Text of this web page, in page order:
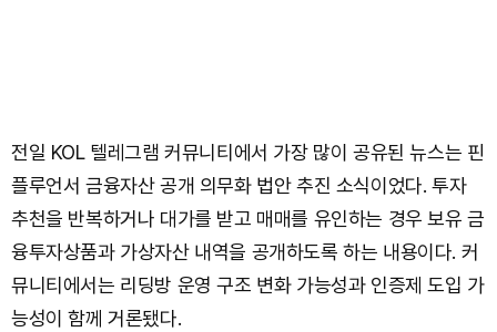
전일 KOL 텔레그램 커뮤니티에서 가장 많이 공유된 뉴스는 핀
플루언서 금융자산 공개 의무화 법안 추진 소식이었다. 투자
추천을 반복하거나 대가를 받고 매매를 유인하는 경우 보유 금
융투자상품과 가상자산 내역을 공개하도록 하는 내용이다. 커
뮤니티에서는 리딩방 운영 구조 변화 가능성과 인증제 도입 가
능성이 함께 거론됐다.